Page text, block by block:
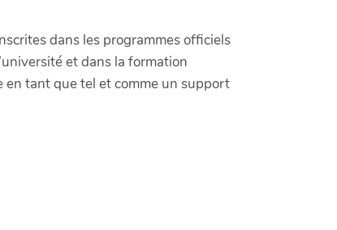
dans les programmes officiels
et dans la formation
en tant que tel et comme un support